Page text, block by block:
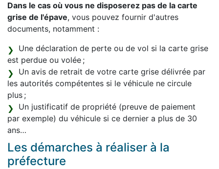
Dans le cas où vous ne disposerez pas de la carte
grise de l'épave, vous pouvez fournir d'autres
documents, notamment :
Une déclaration de perte ou de vol si la carte grise
est perdue ou volée ;
Un avis de retrait de votre carte grise délivrée par
les autorités compétentes si le véhicule ne circule
plus ;
Un justificatif de propriété (preuve de paiement
par exemple) du véhicule si ce dernier a plus de 30
ans…
Les démarches à réaliser à la
préfecture